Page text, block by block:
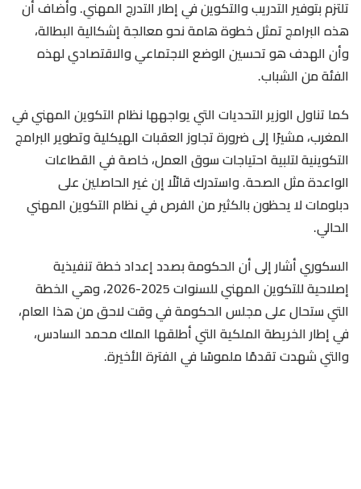
تلتزم بتوفير التدريب والتكوين في إطار التدرج المهني. وأضاف أن
هذه البرامج تمثل خطوة هامة نحو معالجة إشكالية البطالة،
وأن الهدف هو تحسين الوضع الاجتماعي والاقتصادي لهذه
الفئة من الشباب.
كما تناول الوزير التحديات التي يواجهها نظام التكوين المهني في
المغرب، مشيرًا إلى ضرورة تجاوز العقبات الهيكلية وتطوير البرامج
التكوينية لتلبية احتياجات سوق العمل، خاصة في القطاعات
الواعدة مثل الصحة. واستدرك قائلًا إن غير الحاصلين على
دبلومات لا يحظون بالكثير من الفرص في نظام التكوين المهني
الحالي.
السكوري أشار إلى أن الحكومة بصدد إعداد خطة تنفيذية
إصلاحية للتكوين المهني للسنوات 2025-2026، وهي الخطة
التي ستحال على مجلس الحكومة في وقت لاحق من هذا العام،
في إطار الخريطة الملكية التي أطلقها الملك محمد السادس،
والتي شهدت تقدمًا ملموسًا في الفترة الأخيرة.